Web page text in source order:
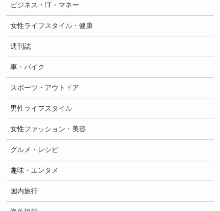
ビジネス・IT・マネー
女性ライフスタイル・健康
週刊誌
車・バイク
スポーツ・アウトドア
男性ライフスタイル
女性ファッション・美容
グルメ・レシピ
趣味・エンタメ
国内旅行